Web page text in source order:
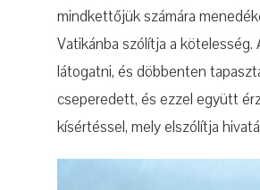
mindkettőjük számára
Vatikánba szólítja a kötelesség.
látogatni, és döbbenten
cseperedett, és ezzel együtt
kísértéssel, mely elszólítja